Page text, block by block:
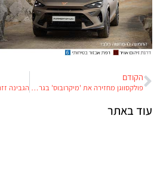
הקודם
פולקסווגן מחזירה את 'מיקרובוס' בגרסה חשמלית
עוד באתר